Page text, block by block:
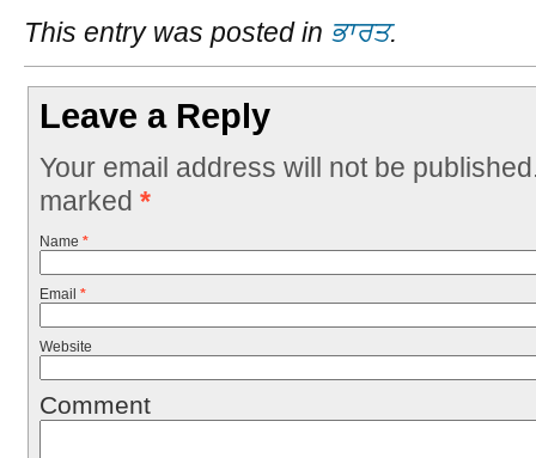
This entry was posted in ਭਾਰਤ.
Leave a Reply
Your email address will not be
marked *
Name *
Email *
Website
Comment